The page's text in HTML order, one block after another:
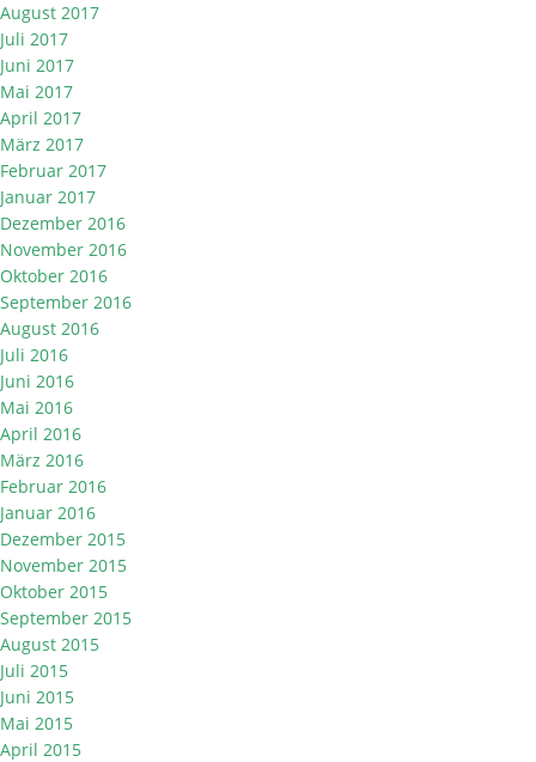
August 2017
Juli 2017
Juni 2017
Mai 2017
April 2017
März 2017
Februar 2017
Januar 2017
Dezember 2016
November 2016
Oktober 2016
September 2016
August 2016
Juli 2016
Juni 2016
Mai 2016
April 2016
März 2016
Februar 2016
Januar 2016
Dezember 2015
November 2015
Oktober 2015
September 2015
August 2015
Juli 2015
Juni 2015
Mai 2015
April 2015